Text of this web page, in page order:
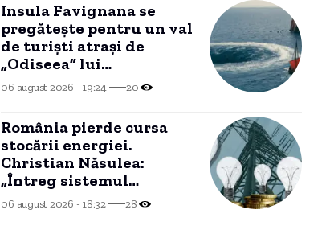
Insula Favignana se
pregăteşte pentru un val
de turişti atraşi de
„Odiseea” lui
Christopher Nolan. „Ne-
ar putea face rău”
06 august 2026 - 19:24 20
România pierde cursa
stocării energiei.
Christian Năsulea:
„Întreg sistemul
energetic este gândit să-
i dezavantajeze pe
06 august 2026 - 18:32 28